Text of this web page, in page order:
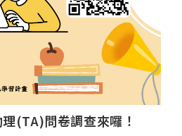
(TA)問卷調查來囉！